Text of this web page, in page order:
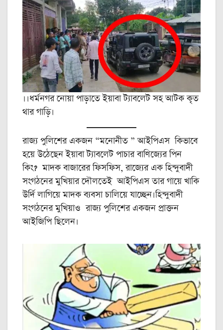
।।ধর্মনগর নোয়া পাড়াতে ইয়াবা ট্যাবলেট সহ আটক কৃত
থার গাড়ি।
রাজ্য পুলিশের একজন “মনোনীত ” আইপিএস কিভাবে
হয়ে উঠেছেন ইয়াবা ট্যাবলেট পাচার বাণিজ্যের পিন
কিং? মাদক বাজারের ফিসফিস, রাজ্যের এক হিন্দুবাদী
সংগঠনের মুখিয়ার দৌলতেই আইপিএস তার গায়ে খাকি
উর্দি লাগিয়ে মাদক ব্যবসা চালিয়ে যাচ্ছেন।হিন্দুবাদী
সংগঠনের মুখিয়াও রাজ্য পুলিশের একজন প্রাক্তন
আইজিপি ছিলেন।